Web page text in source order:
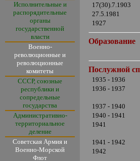
Исполнительные и
распорядительные
органы
государственной
власти
Военно-
революционные и
революционные
комитеты
СССР, союзные
республики и
сопредельные
государства
Административно-
территориальное
деление
Советская Армия и
Военно-Морской
Флот
17(30).7.1903
27.5.1981
1927
Образование
Послужной
1935 - 1936
1936 - 1937
1937 - 1940
1940 - 1941
1941
1941 - 1942
1942